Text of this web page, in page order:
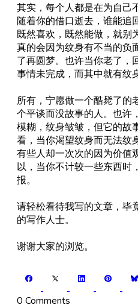
其实，每个人都是在为自己
随着你的借口逝去，谁能追
既然喜欢，既然能做，就别
真的会因为纹身有不当的负
了再圆梦。也许当你老了，
事情未完成，而其中就有纹身
所有，宁愿做一个酷毙了的
个平谈而没故事的人。也许
模糊，纹身皱皱，但它的故
看，当你渴望纹身而无法纹
有些人却一次次的因为价值
以，当你不计较一些东西时
报。
请轻松看待我写的文章，毕
的写作人士。
谢谢大家的浏览。
0 Comments